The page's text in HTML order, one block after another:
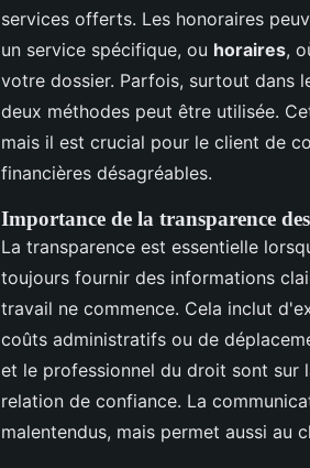
services offerts. Les honoraires
un service spécifique, ou horaires,
votre dossier. Parfois, surtout dans
deux méthodes peut être utilisée.
mais il est crucial pour le client de
financières désagréables.
Importance de la transparence
La transparence est essentielle
toujours fournir des informations
travail ne commence. Cela inclut
coûts administratifs ou de
et le professionnel du droit sont sur
relation de confiance. La
malentendus, mais permet aussi au